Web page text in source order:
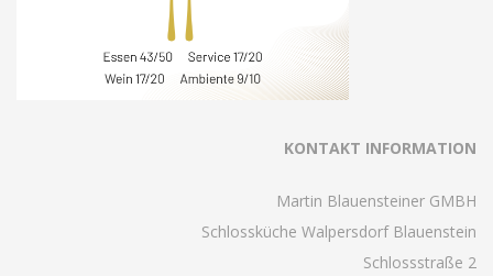
KONTAKT INFORMATION
Martin Blauensteiner GMBH
Schlossküche Walpersdorf Blauenstein
Schlossstraße 2